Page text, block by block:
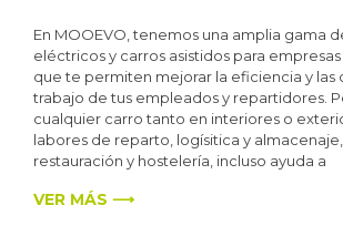
En MOOEVO, tenemos una amplia gama
eléctricos y carros asistidos para
que te permiten mejorar la eficiencia y las
trabajo de tus empleados y repartidores.
cualquier carro tanto en interiores o
labores de reparto, logísitica y almacenaje,
restauración y hostelería, incluso ayuda a
VER MÁS ⟶